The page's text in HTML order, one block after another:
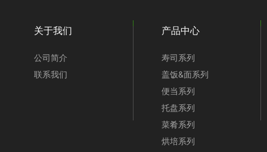
关于我们
公司简介
联系我们
产品中心
寿司系列
盖饭&面系列
便当系列
托盘系列
菜肴系列
烘培系列